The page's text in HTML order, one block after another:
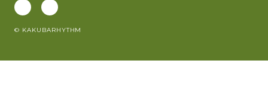
© KAKUBARHYTHM